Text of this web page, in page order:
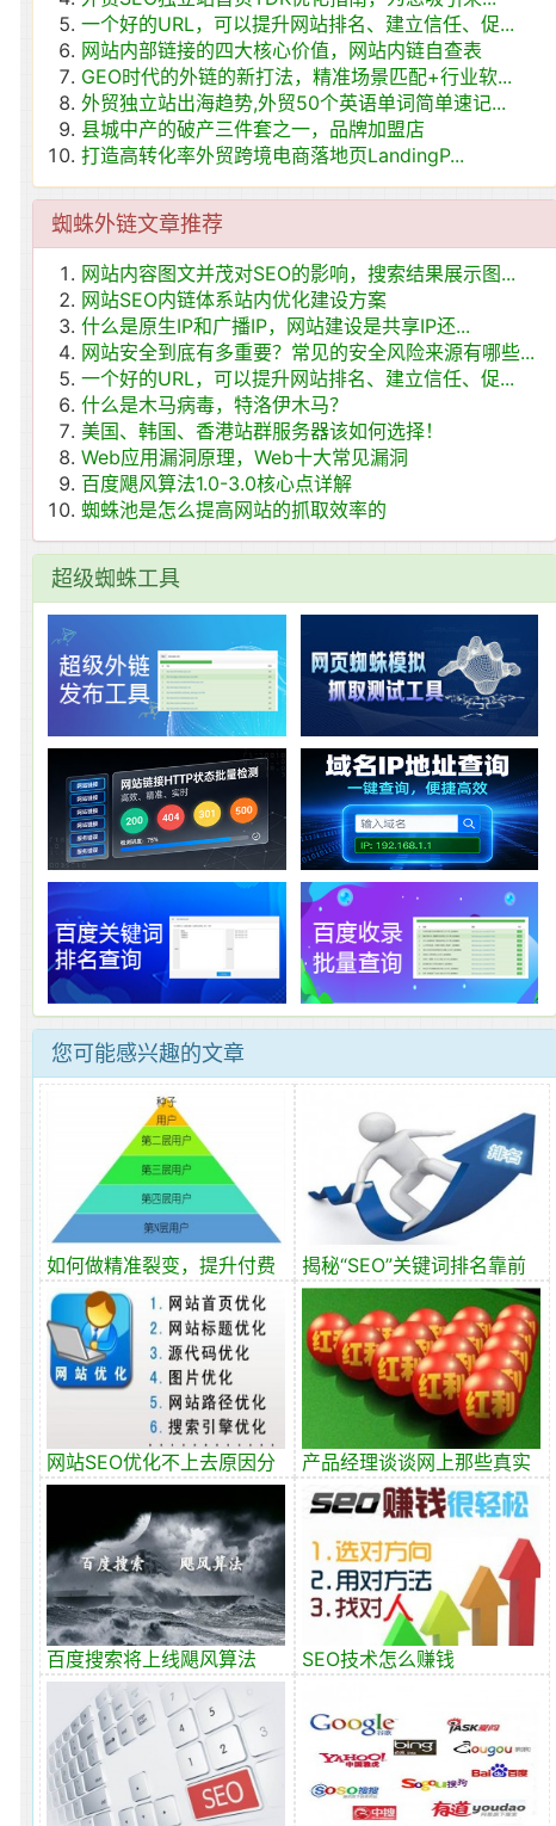
一个好的URL，可以提升网站排名、建立信任、促...
网站内部链接的四大核心价值，网站内链自查表
GEO时代的外链的新打法，精准场景匹配+行业软...
外贸独立站出海趋势,外贸50个英语单词简单速记...
县城中产的破产三件套之一，品牌加盟店
打造高转化率外贸跨境电商落地页LandingP...
蜘蛛外链文章推荐
网站内容图文并茂对SEO的影响，搜索结果展示图...
网站SEO内链体系站内优化建设方案
什么是原生IP和广播IP，网站建设是共享IP还...
网站安全到底有多重要？常见的安全风险来源有哪些...
一个好的URL，可以提升网站排名、建立信任、促...
什么是木马病毒，特洛伊木马？
美国、韩国、香港站群服务器该如何选择！
Web应用漏洞原理，Web十大常见漏洞
百度飓风算法1.0-3.0核心点详解
蜘蛛池是怎么提高网站的抓取效率的
超级蜘蛛工具
您可能感兴趣的文章
如何做精准裂变，提升付费
转化率?
揭秘“SEO”关键词排名靠前
的网站是如何做上来的
网站SEO优化不上去原因分
析
产品经理谈谈网上那些真实
的秘密
百度搜索将上线飓风算法
V2.0
SEO技术怎么赚钱